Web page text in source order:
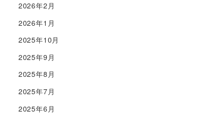
2026年2月
2026年1月
2025年10月
2025年9月
2025年8月
2025年7月
2025年6月